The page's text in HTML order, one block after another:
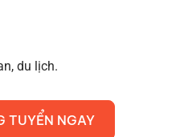
du lịch.
TUYỂN NGAY